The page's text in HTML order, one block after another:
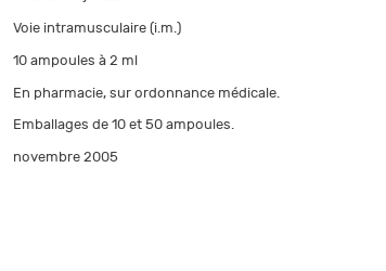
Voie intramusculaire (i.m.)
10 ampoules à 2 ml
En pharmacie, sur ordonnance médicale.
Emballages de 10 et 50 ampoules.
novembre 2005